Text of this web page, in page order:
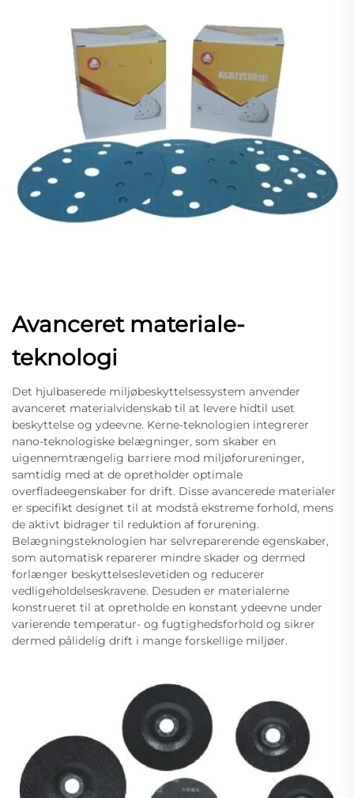
Avanceret materiale-
teknologi
Det hjulbaserede miljøbeskyttelsessystem anvender
avanceret materialvidenskab til at levere hidtil uset
beskyttelse og ydeevne. Kerne-teknologien integrerer
nano-teknologiske belægninger, som skaber en
uigennemtrængelig barriere mod miljøforureninger,
samtidig med at de opretholder optimale
overfladeegenskaber for drift. Disse avancerede materialer
er specifikt designet til at modstå ekstreme forhold, mens
de aktivt bidrager til reduktion af forurening.
Belægningsteknologien har selvreparerende egenskaber,
som automatisk reparerer mindre skader og dermed
forlænger beskyttelseslevetiden og reducerer
vedligeholdelseskravene. Desuden er materialerne
konstrueret til at opretholde en konstant ydeevne under
varierende temperatur- og fugtighedsforhold og sikrer
dermed pålidelig drift i mange forskellige miljøer.